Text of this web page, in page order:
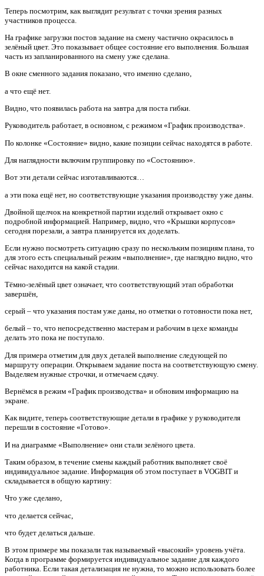
Теперь посмотрим, как выглядит результат с точки зрения разных
участников процесса.
На графике загрузки постов задание на смену частично окрасилось в
зелёный цвет. Это показывает общее состояние его выполнения. Большая
часть из запланированного на смену уже сделана.
В окне сменного задания показано, что именно сделано,
а что ещё нет.
Видно, что появилась работа на завтра для поста гибки.
Руководитель работает, в основном, с режимом «График производства».
По колонке «Состояние» видно, какие позиции сейчас находятся в работе.
Для наглядности включим группировку по «Состоянию».
Вот эти детали сейчас изготавливаются…
а эти пока ещё нет, но соответствующие указания производству уже даны.
Двойной щелчок на конкретной партии изделий открывает окно с
подробной информацией. Например, видно, что «Крышки корпусов»
сегодня порезали, а завтра планируется их доделать.
Если нужно посмотреть ситуацию сразу по нескольким позициям плана, то
для этого есть специальный режим «выполнение», где наглядно видно, что
сейчас находится на какой стадии.
Тёмно-зелёный цвет означает, что соответствующий этап обработки
завершён,
серый – что указания постам уже даны, но отметки о готовности пока нет,
белый – то, что непосредственно мастерам и рабочим в цехе команды
делать это пока не поступало.
Для примера отметим для двух деталей выполнение следующей по
маршруту операции. Открываем задание поста на соответствующую смену.
Выделяем нужные строчки, и отмечаем сдачу.
Вернёмся в режим «График производства» и обновим информацию на
экране.
Как видите, теперь соответствующие детали в графике у руководителя
перешли в состояние «Готово».
И на диаграмме «Выполнение» они стали зелёного цвета.
Таким образом, в течение смены каждый работник выполняет своё
индивидуальное задание. Информация об этом поступает в VOGBIT и
складывается в общую картину:
Что уже сделано,
что делается сейчас,
что будет делаться дальше.
В этом примере мы показали так называемый «высокий» уровень учёта.
Когда в программе формируется индивидуальное задание для каждого
работника. Если такая детализация не нужна, то можно использовать более